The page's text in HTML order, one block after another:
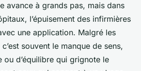
avance à grands pas, mais dans
l’épuisement des infirmières
une application. Malgré les
souvent le manque de sens,
ou d’équilibre qui grignote le